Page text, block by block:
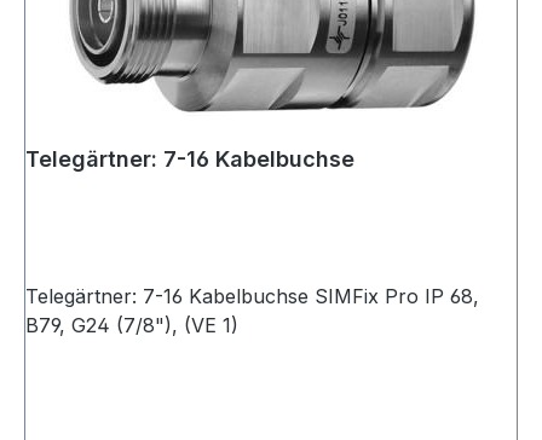
Telegärtner: 7-16 Kabelbuchse
Telegärtner: 7-16 Kabelbuchse SIMFix Pro IP 68,
B79, G24 (7/8"), (VE 1)